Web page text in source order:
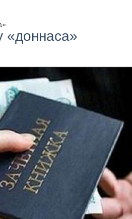
«доннаса»